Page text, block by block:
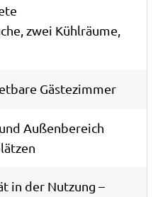
zwei Kühlräume,
Gästezimmer
Außenbereich
in der Nutzung –